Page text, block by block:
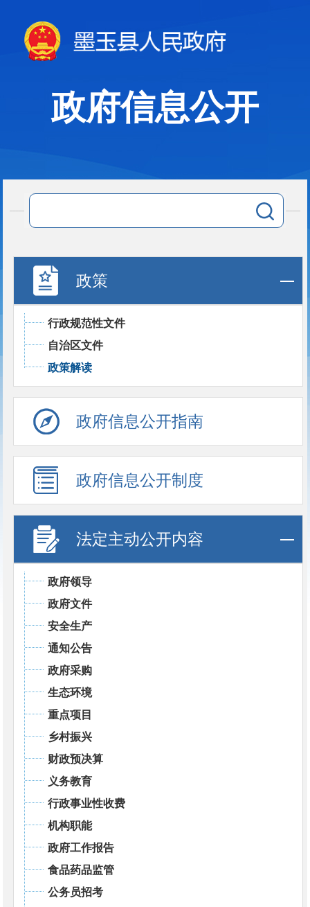
政府信息公开
政策
行政规范性文件
自治区文件
政策解读
政府信息公开指南
政府信息公开制度
法定主动公开内容
政府领导
政府文件
安全生产
通知公告
政府采购
生态环境
重点项目
乡村振兴
财政预决算
义务教育
行政事业性收费
机构职能
政府工作报告
食品药品监管
公务员招考